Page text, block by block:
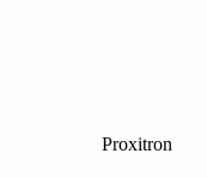
Proxitron